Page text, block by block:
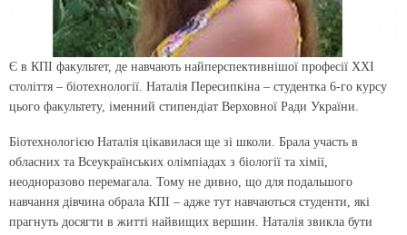
Є в КПІ факультет, де навчають найперспективнішої професії ХХІ
століття – біотехнології. Наталія Пересипкіна – студентка 6-го курсу
цього факультету, іменний стипендіат Верховної Ради України.
Біотехнологією Наталія цікавилася ще зі школи. Брала участь в
обласних та Всеукраїнських олімпіадах з біології та хімії,
неодноразово перемагала. Тому не дивно, що для подальшого
навчання дівчина обрала КПІ – адже тут навчаються студенти, які
прагнуть досягти в житті найвищих вершин. Наталія звикла бути